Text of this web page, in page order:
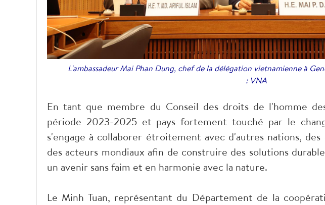
L'ambassadeur Mai Phan Dung, chef de la délégation vietnamienne à
: VNA
En tant que membre du Conseil des droits de l'homme
période 2023-2025 et pays fortement touché par le
s'engage à collaborer étroitement avec d'autres nations,
des acteurs mondiaux afin de construire des solutions
un avenir sans faim et en harmonie avec la nature.
Le Minh Tuan, représentant du Département de la